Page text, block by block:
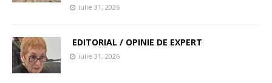
iulie 31, 2026
EDITORIAL / OPINIE DE EXPERT
iulie 31, 2026